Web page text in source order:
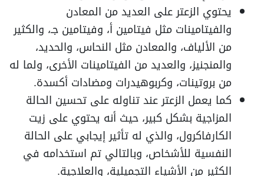
يحتوي الزعتر على العديد من المعادن
والفيتامينات مثل فيتامين أ، وفيتامين جـ، والكثير
من الألياف، والمعادن مثل النحاس، والحديد،
والمنجنيز، والعديد من الفيتامينات الأخرى، ولما له
من بروتينات، وكربوهيدرات ومضادات أكسدة.
كما يعمل الزعتر عند تناوله على تحسين الحالة
المزاجية بشكل كبير، حيث أنه يحتوي على زيت
الكارفاكرول، والذي له تأثير إيجابي على الحالة
النفسية للأشخاص، وبالتالي تم استخدامه في
الكثير من الأشياء التجميلية، والعلاجية.